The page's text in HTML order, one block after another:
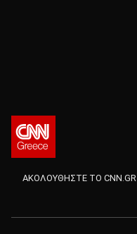
ΑΚΟΛΟΥΘΗΣΤΕ ΤΟ CNN.GR